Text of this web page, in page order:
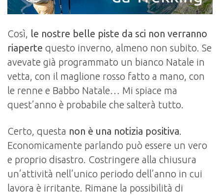
Così, le nostre belle piste da sci non verranno
riaperte questo inverno, almeno non subito. Se
avevate già programmato un bianco Natale in
vetta, con il maglione rosso fatto a mano, con
le renne e Babbo Natale… Mi spiace ma
quest’anno è probabile che salterà tutto.
Certo, questa non è una notizia positiva.
Economicamente parlando può essere un vero
e proprio disastro. Costringere alla chiusura
un’attività nell’unico periodo dell’anno in cui
lavora è irritante. Rimane la possibilità di